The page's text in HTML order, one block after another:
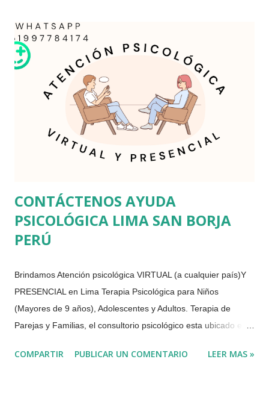
CONTÁCTENOS AYUDA
PSICOLÓGICA LIMA SAN BORJA
PERÚ
Brindamos Atención psicológica VIRTUAL (a cualquier país)Y
PRESENCIAL en Lima Terapia Psicológica para Niños
(Mayores de 9 años), Adolescentes y Adultos. Terapia de
Parejas y Familias, el consultorio psicológico esta ubicado en
especialistas en ansiedad, estrés, manejo de impulsos, control
COMPARTIR PUBLICAR UN COMENTARIO LEER MAS »